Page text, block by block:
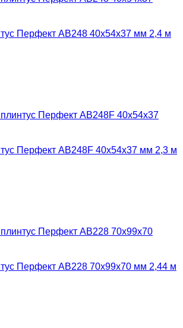
Перфект AB248 40х54х37 мм 2,4 м
Перфект AB248F 40х54х37 мм 2,3 м
Перфект AB228 70х99х70 мм 2,44 м